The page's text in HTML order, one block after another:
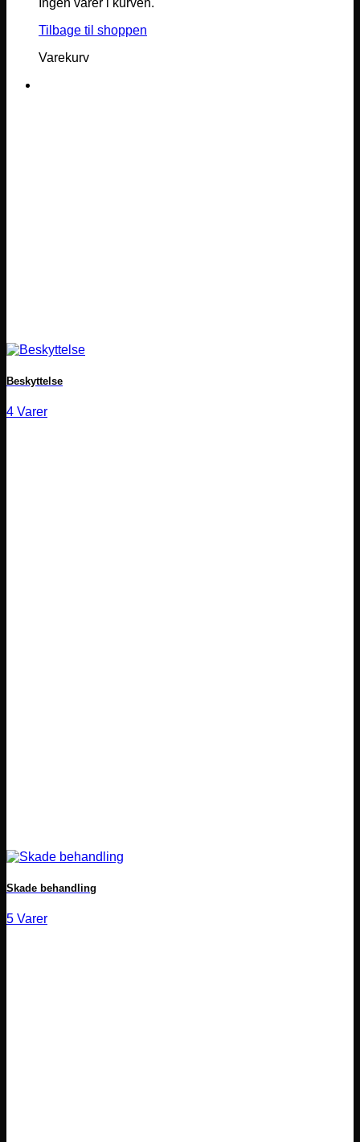
Ingen varer i kurven.
Tilbage til shoppen
Varekurv
Beskyttelse
4 Varer
Skade behandling
5 Varer